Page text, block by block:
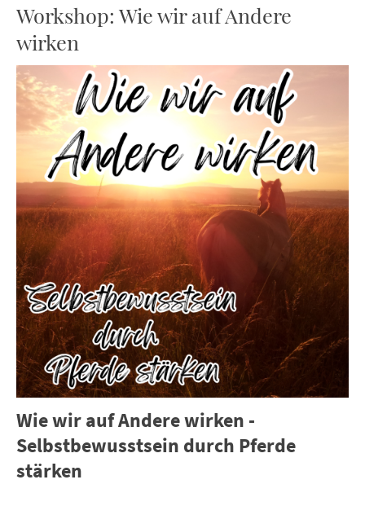
Workshop: Wie wir auf Andere
wirken
Wie wir auf Andere wirken -
Selbstbewusstsein durch Pferde
stärken